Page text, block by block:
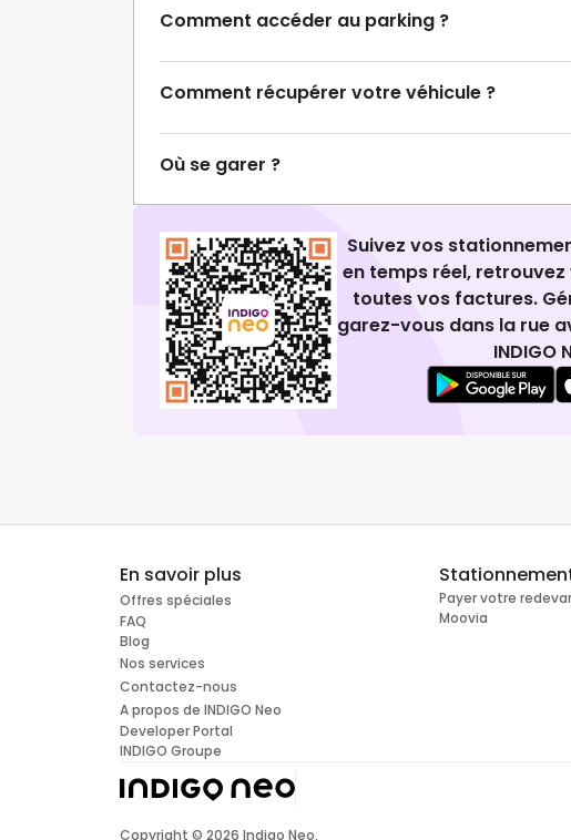
Comment accéder au parking ?
Comment récupérer votre véhicule ?
Où se garer ?
Suivez vos
en temps réel,
toutes vos factures.
garez-vous dans la rue
INDIGO
En savoir plus
Offres spéciales
FAQ
Blog
Nos services
Contactez-nous
A propos de INDIGO Neo
Developer Portal
INDIGO Groupe
Payer votre
Moovia
Copyright © 2026 Indigo Neo.